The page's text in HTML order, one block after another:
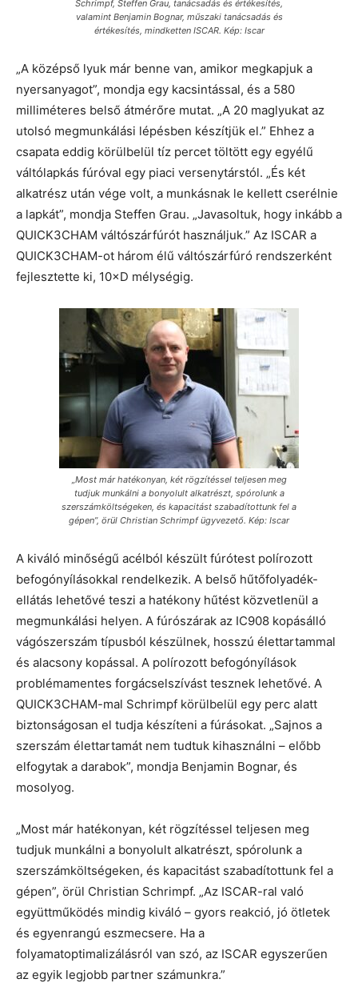
Schrimpf, Steffen Grau, tanácsadás és értékesítés,
valamint Benjamin Bognar, műszaki tanácsadás és
értékesítés, mindketten ISCAR. Kép: Iscar
„A középső lyuk már benne van, amikor megkapjuk a
nyersanyagot”, mondja egy kacsintással, és a 580
milliméteres belső átmérőre mutat. „A 20 maglyukat az
utolsó megmunkálási lépésben készítjük el.” Ehhez a
csapata eddig körülbelül tíz percet töltött egy egyélű
váltólapkás fúróval egy piaci versenytárstól. „És két
alkatrész után vége volt, a munkásnak le kellett cserélnie
a lapkát”, mondja Steffen Grau. „Javasoltuk, hogy inkább a
QUICK3CHAM váltószárfúrót használjuk.” Az ISCAR a
QUICK3CHAM-ot három élű váltószárfúró rendszerként
fejlesztette ki, 10×D mélységig.
„Most már hatékonyan, két rögzítéssel teljesen meg
tudjuk munkálni a bonyolult alkatrészt, spórolunk a
szerszámköltségeken, és kapacitást szabadítottunk fel a
gépen”, örül Christian Schrimpf ügyvezető. Kép: Iscar
A kiváló minőségű acélból készült fúrótest polírozott
befogónyílásokkal rendelkezik. A belső hűtőfolyadék-
ellátás lehetővé teszi a hatékony hűtést közvetlenül a
megmunkálási helyen. A fúrószárak az IC908 kopásálló
vágószerszám típusból készülnek, hosszú élettartammal
és alacsony kopással. A polírozott befogónyílások
problémamentes forgácselszívást tesznek lehetővé. A
QUICK3CHAM-mal Schrimpf körülbelül egy perc alatt
biztonságosan el tudja készíteni a fúrásokat. „Sajnos a
szerszám élettartamát nem tudtuk kihasználni – előbb
elfogytak a darabok”, mondja Benjamin Bognar, és
mosolyog.
„Most már hatékonyan, két rögzítéssel teljesen meg
tudjuk munkálni a bonyolult alkatrészt, spórolunk a
szerszámköltségeken, és kapacitást szabadítottunk fel a
gépen”, örül Christian Schrimpf. „Az ISCAR-ral való
együttműködés mindig kiváló – gyors reakció, jó ötletek
és egyenrangú eszmecsere. Ha a
folyamatoptimalizálásról van szó, az ISCAR egyszerűen
az egyik legjobb partner számunkra.”